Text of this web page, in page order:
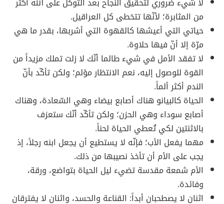
من المثابرة؛ لأنّها تتخطى كل العراقيل.
حياتي التي أعيشها كالقهوة التي أشربها، بقدر ما هي
مرّة إلا أنّ فيها حلاوة.
لا تفقد الأمل في شيء طالما أنّك لا زلت تملك مزيداً من
القوة للوصول إليه، نعم الانتظار مؤلم؛ ولكن تأكّد بأنّ
الندم أكثر ألماً.
الحياة كالبيانو هناك أصابع بيضاء وهي السّعادة، وهناك
أصابع سوداء وهي الحزن؛ ولكن تأكّد أنّك ستعزف
بالاثنتين لكي تُعطي الحياة لحناً.
مهما يفعل الأب؛ فإنّه لا يستطيع أن يجعل ابنه رجلاً، إذ
يجب على الأم أن تأخذ نصيبها من ذلك.
الأم شمعة مقدسة تضيء ليل الحياة بتواضع، ورقة،
وفائدة.
اثنان لا يصطحبان أبداً: القناعة والحسد، واثنان لا يفترقان